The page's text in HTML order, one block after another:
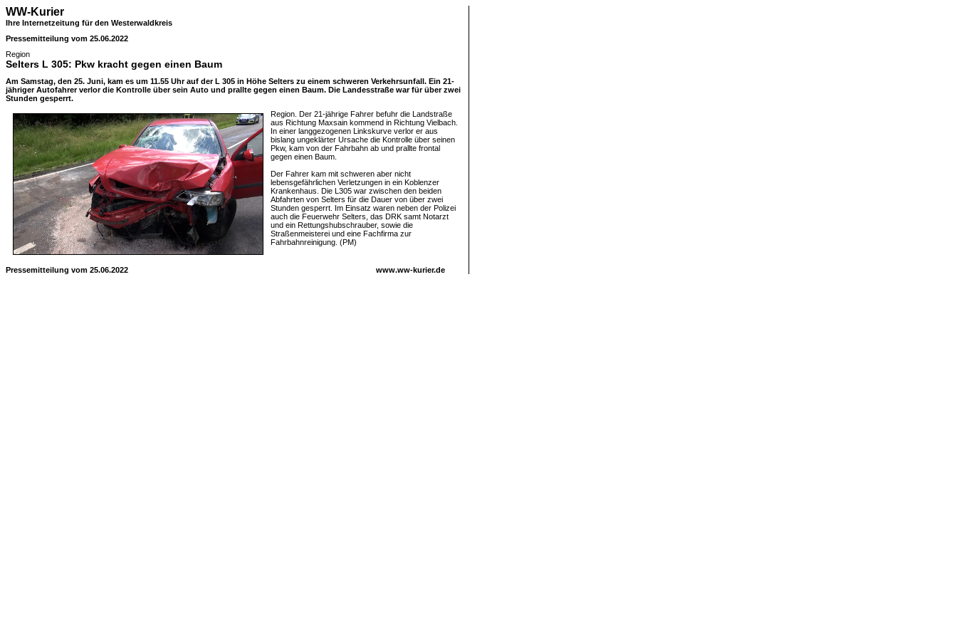
WW-Kurier
Ihre Internetzeitung für den Westerwaldkreis
Pressemitteilung vom 25.06.2022
Region
Selters L 305: Pkw kracht gegen einen Baum
Am Samstag, den 25. Juni, kam es um 11.55 Uhr auf der L 305 in Höhe Selters zu einem schweren Verkehrsunfall. Ein 21-
jähriger Autofahrer verlor die Kontrolle über sein Auto und prallte gegen einen Baum. Die Landesstraße war für über zwei
Stunden gesperrt.
Region. Der 21-jährige Fahrer befuhr die Landstraße
aus Richtung Maxsain kommend in Richtung Vielbach.
In einer langgezogenen Linkskurve verlor er aus
bislang ungeklärter Ursache die Kontrolle über seinen
Pkw, kam von der Fahrbahn ab und prallte frontal
gegen einen Baum.
Der Fahrer kam mit schweren aber nicht
lebensgefährlichen Verletzungen in ein Koblenzer
Krankenhaus. Die L305 war zwischen den beiden
Abfahrten von Selters für die Dauer von über zwei
Stunden gesperrt. Im Einsatz waren neben der Polizei
auch die Feuerwehr Selters, das DRK samt Notarzt
und ein Rettungshubschrauber, sowie die
Straßenmeisterei und eine Fachfirma zur
Fahrbahnreinigung. (PM)
Pressemitteilung vom 25.06.2022 www.ww-kurier.de